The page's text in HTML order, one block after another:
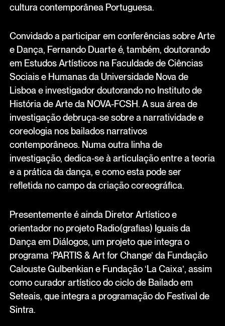
cultura contemporânea Portuguesa.
Convidado a participar em conferências sobre Arte
e Dança, Fernando Duarte é, também, doutorando
em Estudos Artísticos na Faculdade de Ciências
Sociais e Humanas da Universidade Nova de
Lisboa e investigador doutorando no Instituto de
História de Arte da NOVA-FCSH. A sua área de
investigação debruça-se sobre a narratividade e
coreologia nos bailados narrativos
contemporâneos. Numa outra linha de
investigação, dedica-se à articulação entre a teoria
e a prática da dança, e como esta pode ser
refletida no campo da criação coreográfica.
Presentemente é ainda Diretor Artístico e
orientador no projeto Radio(grafias) Iguais da
Dança em Diálogos, um projeto que integra o
programa ‘PARTIS & Art for Change’ da Fundação
Calouste Gulbenkian e Fundação ‘La Caixa’, assim
como curador artístico do ciclo de Bailado em
Seteais, que integra a programação do Festival de
Sintra.